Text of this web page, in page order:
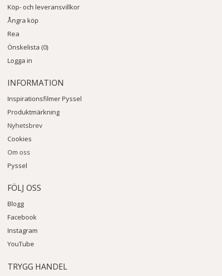
Köp- och leveransvillkor
Ångra köp
Rea
Önskelista (0)
Logga in
INFORMATION
Inspirationsfilmer Pyssel
Produktmärkning
Nyhetsbrev
Cookies
Om oss
Pyssel
FÖLJ OSS
Blogg
Facebook
Instagram
YouTube
TRYGG HANDEL